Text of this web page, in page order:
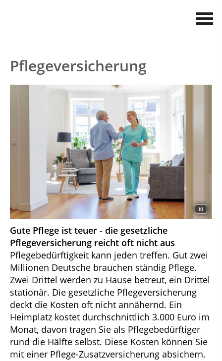
Pflegeversicherung
KI
Gute Pflege ist teuer - die gesetzliche
Pflegeversicherung reicht oft nicht aus
Pflegebedürftigkeit kann jeden treffen. Gut zwei
Millionen Deutsche brauchen ständig Pflege.
Zwei Drittel werden zu Hause betreut, ein Drittel
stationär. Die gesetzliche Pflegeversicherung
deckt die Kosten oft nicht annähernd. Ein
Heimplatz kostet durchschnittlich 3.000 Euro im
Monat, davon tragen Sie als Pflegebedürftiger
rund die Hälfte selbst. Diese Kosten können Sie
mit einer Pflege-Zusatzversicherung absichern.